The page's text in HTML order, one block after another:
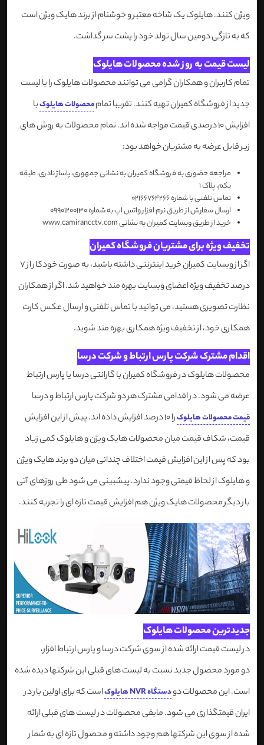
ویژن کنند. هایلوک یک شاخه معتبر و خوشنام از برند هایک ویژن است
که به تازگی دومین سال تولد خود را پشت سر گداشت.
لیست قیمت به روز شده محصولات هایلوک
تمام کاربران و همکاران گرامی می توانند محصولات هایلوک را با لیست
جدید از فروشگاه کمیران تهیه کنند. تقریبا تماممحصولات هایلوکبا
افزایش 10 درصدی قیمت مواجه شده اند. تمام محصولات به روش های
زیر قابل عرضه به مشتریان خواهد بود:
مراجعه حضوری به فروشگاه کمیران به نشانی جمهوری، پاساژ نادری، طبقه
یکم، پلاک 1
تماس تلفنی با شماره 02166764266
ارسال سفارش از طریق نرم افزار واتس اپ به شماره 09901200130
خرید از طریق وبسایت کمیران به نشانی www.camirancctv.com
تخفیف ویژه برای مشتریان فروشگاه کمیران
اگر از وبسایت کمیران خرید اینترنتی داشته باشید، به صورت خودکار از 7
درصد تخفیف ویژه اعضای وبسایت بهره مند خواهید شد. اگر از همکاران
نظارت تصویری هستید، می توانید با تماس تلفنی و ارسال عکس کارت
همکاری خود، از تخفیف ویژه همکاری بهره مند شوید.
اقدام مشترک شرکت پارس ارتباط و شرکت درسا
محصولات هایلوک در فروشگاه کمیران با گارانتی درسا یا پارس ارتباط
عرضه می شود. در اقدامی مشترک هر دو شرکت پارس ارتباط و درسا
قیمت محصولات هایلوک
را 10 درصد افزایش داده اند. پیش از این افزایش
قیمت، شکاف قیمت میان محصولات هایک ویژن و هایلوک کمی زیاد
بود که پس از این افزایش قیمت اختلاف چندانی میان دو برند هایک ویژن
و هایلوک از لحاظ قیمتی وجود ندارد. پیشبینی می شود طی روزهای آتی
بار دیگر محصولات هایک ویژن هم افزایش قیمت تازه ای را تجربه کنند.
جدیدترین محصولات هایلوک
در لیست قیمت ارائه شده از سوی شرکت درسا و پارس ارتباط افزار،
دو مورد محصول جدید نسبت به لیست های قبلی این شرکتها دیده شده
است. این محصولات دودستگاه NVR هایلوک
است که برای اولین بار در
ایران قیمتگذاری می شود. مابقی محصولات در لیست های قبلی ارائه
شده از سوی این شرکتها هم وجود داشته و محصول تازه ای به شمار